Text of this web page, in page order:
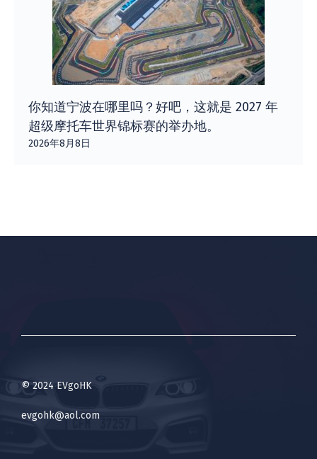
你知道宁波在哪里吗？好吧，这就是 2027 年
超级摩托车世界锦标赛的举办地。
2026年8月8日
© 2024 EVgoHK
evgohk@aol.com